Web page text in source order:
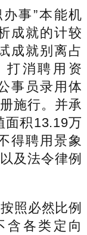
事”本能机
成就的计较
成就别离占
打消聘用资
事员录用体
施行。并承
面积13.19万
得聘用景象
及法令律例
照必然比例
含各类定向